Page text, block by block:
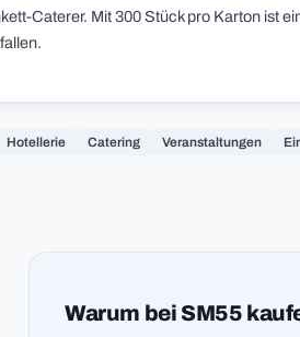
Caterer. Mit 300 Stück pro Karton ist
Hotellerie Catering Veranstaltungen
Warum bei SM55